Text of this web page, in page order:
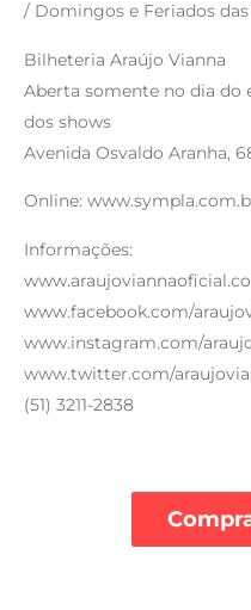
/ Domingos e Feriados das
Bilheteria Araújo Vianna
Aberta somente no dia do
dos shows
Avenida Osvaldo Aranha,
Online:
Informações:
www.facebook.com/
www.instagram.com/
www.twitter.com/
(51) 3211-2838